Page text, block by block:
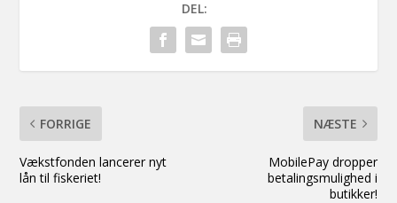
DEL:
FORRIGE
Vækstfonden lancerer nyt
lån til fiskeriet!
NÆSTE
MobilePay dropper
betalingsmulighed i
butikker!